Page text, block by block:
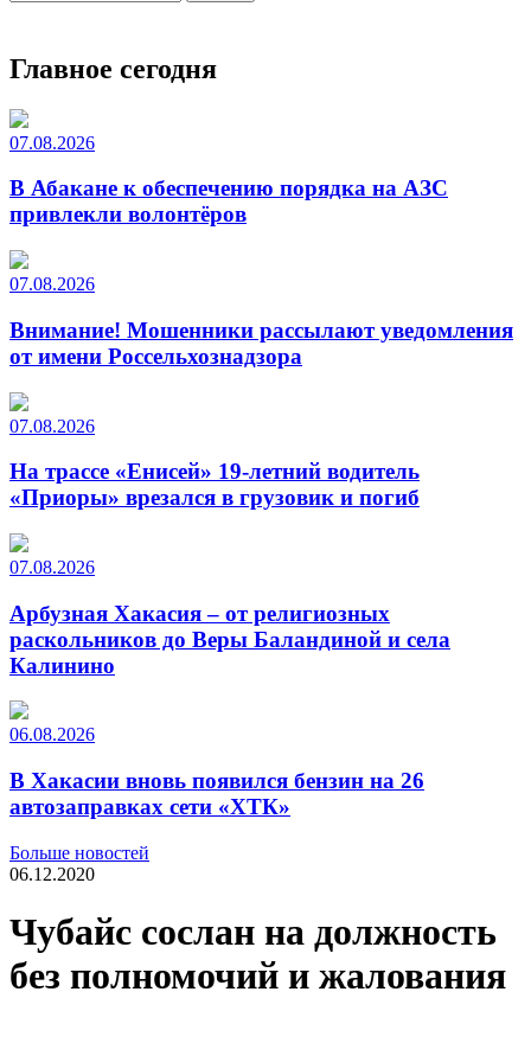
Главное сегодня
07.08.2026
В Абакане к обеспечению порядка на АЗС
привлекли волонтёров
07.08.2026
Внимание! Мошенники рассылают уведомления
от имени Россельхознадзора
07.08.2026
На трассе «Енисей» 19-летний водитель
«Приоры» врезался в грузовик и погиб
07.08.2026
Арбузная Хакасия – от религиозных
раскольников до Веры Баландиной и села
Калинино
06.08.2026
В Хакасии вновь появился бензин на 26
автозаправках сети «ХТК»
Больше новостей
06.12.2020
Чубайс сослан на должность
без полномочий и жалования